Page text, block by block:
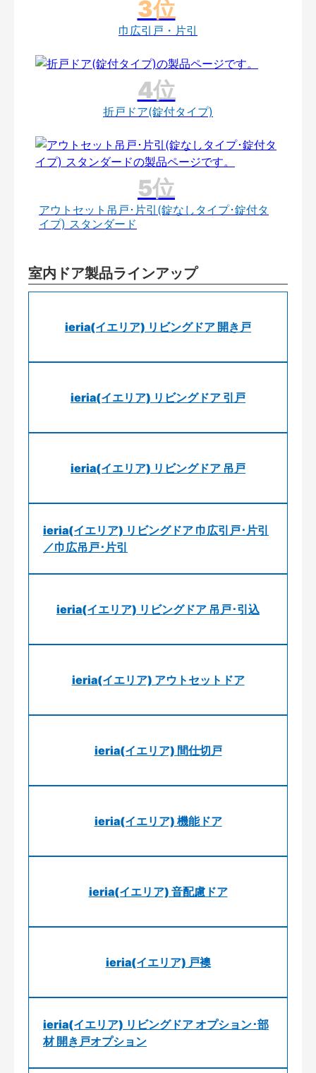
巾広引戸・片引
折戸ドア(錠付タイプ)
アウトセット吊戸･片引(錠なしタイプ･錠付タ
イプ) スタンダード
室内ドア製品ラインアップ
ieria(イエリア) リビングドア 開き戸
ieria(イエリア) リビングドア 引戸
ieria(イエリア) リビングドア 吊戸
ieria(イエリア) リビングドア 巾広引戸･片引
／巾広吊戸･片引
ieria(イエリア) リビングドア 吊戸･引込
ieria(イエリア) アウトセットドア
ieria(イエリア) 間仕切戸
ieria(イエリア) 機能ドア
ieria(イエリア) 音配慮ドア
ieria(イエリア) 戸襖
ieria(イエリア) リビングドア オプション･部
材 開き戸オプション